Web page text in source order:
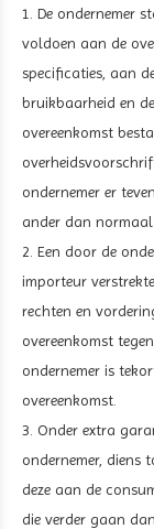
1. De ondernemer
voldoen aan de
specificaties, aan
bruikbaarheid en
overeenkomst
ondernemer er
ander dan normaal
2. Een door de
importeur
rechten en
overeenkomst
ondernemer is
overeenkomst.
3. Onder extra
ondernemer, diens
deze aan de
die verder gaan